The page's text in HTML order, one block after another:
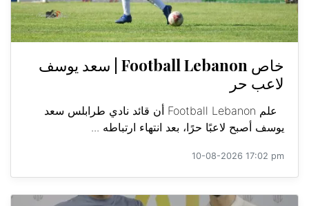
خاص Football Lebanon | سعد يوسف
لاعب حر
علم Football Lebanon أن قائد نادي طرابلس سعد
يوسف أصبح لاعبًا حرًا، بعد انتهاء ارتباطه ...
10-08-2026 17:02 pm